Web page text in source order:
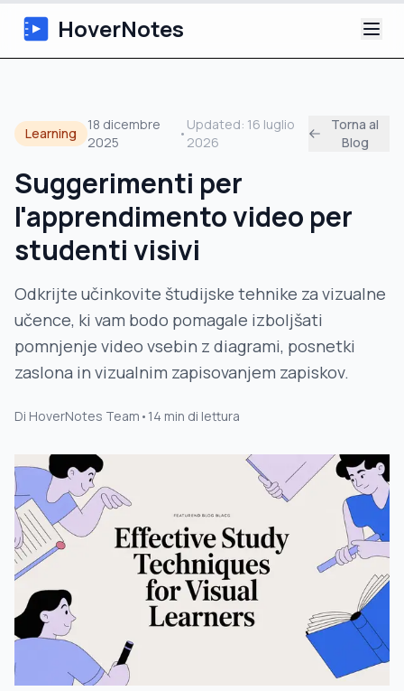
HoverNotes
Extension
Appunti Video IA
Tutorial
Chi siamo
Blog
Learning
18 dicembre
2025
•
Updated: 16 luglio
2026
Torna al
Blog
Suggerimenti per
l'apprendimento video per
studenti visivi
Odkrijte učinkovite študijske tehnike za vizualne
učence, ki vam bodo pomagale izboljšati
pomnjenje video vsebin z diagrami, posnetki
zaslona in vizualnim zapisovanjem zapiskov.
Di HoverNotes Team • 14 min di lettura